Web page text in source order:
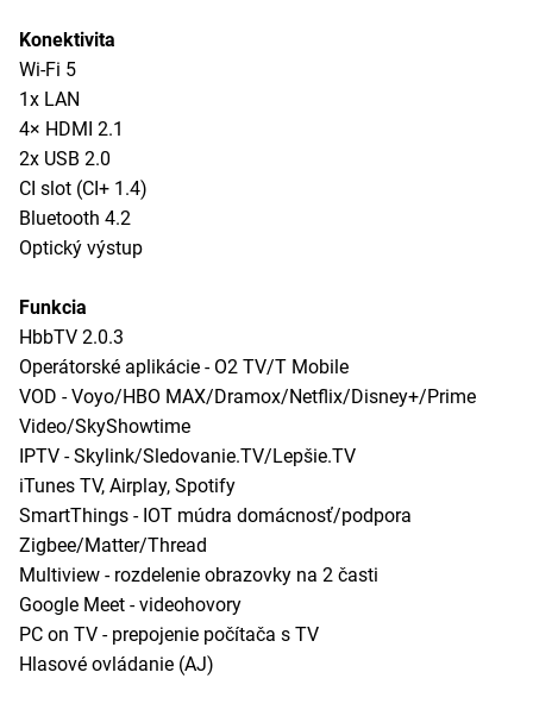
Konektivita
Wi-Fi 5
1x LAN
4× HDMI 2.1
2x USB 2.0
CI slot (CI+ 1.4)
Bluetooth 4.2
Optický výstup
Funkcia
HbbTV 2.0.3
Operátorské aplikácie - O2 TV/T Mobile
VOD - Voyo/HBO MAX/Dramox/Netflix/Disney+/Prime
Video/SkyShowtime
IPTV - Skylink/Sledovanie.TV/Lepšie.TV
iTunes TV, Airplay, Spotify
SmartThings - IOT múdra domácnosť/podpora
Zigbee/Matter/Thread
Multiview - rozdelenie obrazovky na 2 časti
Google Meet - videohovory
PC on TV - prepojenie počítača s TV
Hlasové ovládanie (AJ)